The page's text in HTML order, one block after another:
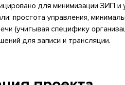
для минимизации ЗИП и
простота управления,
(учитывая специфику
для записи и трансляции.